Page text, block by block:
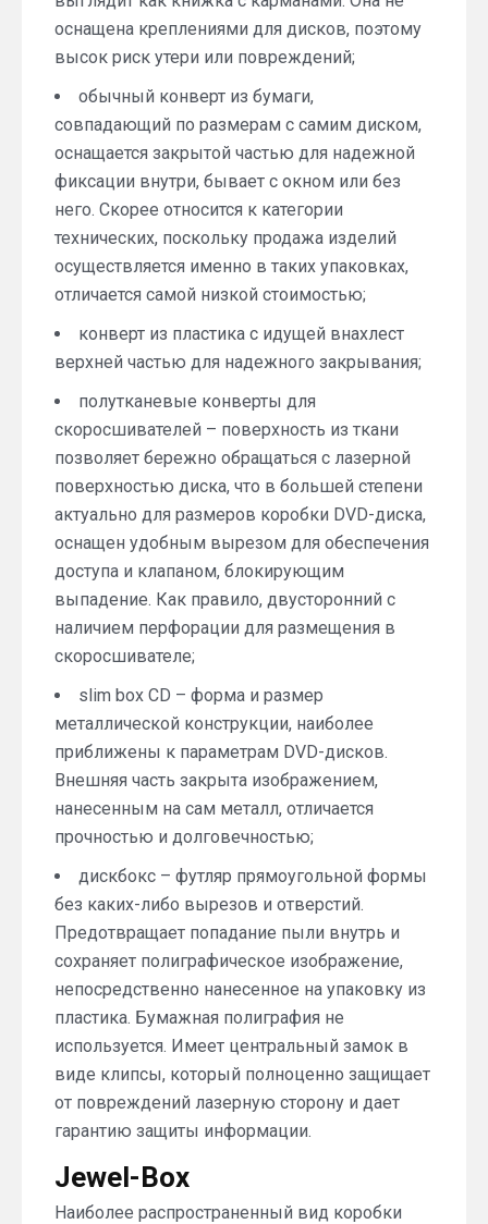
оснащена креплениями для дисков, поэтому
высок риск утери или повреждений;
обычный конверт из бумаги,
совпадающий по размерам с самим диском,
оснащается закрытой частью для надежной
фиксации внутри, бывает с окном или без
него. Скорее относится к категории
технических, поскольку продажа изделий
осуществляется именно в таких упаковках,
отличается самой низкой стоимостью;
конверт из пластика с идущей внахлест
верхней частью для надежного закрывания;
полутканевые конверты для
скоросшивателей – поверхность из ткани
позволяет бережно обращаться с лазерной
поверхностью диска, что в большей степени
актуально для размеров коробки DVD-диска,
оснащен удобным вырезом для обеспечения
доступа и клапаном, блокирующим
выпадение. Как правило, двусторонний с
наличием перфорации для размещения в
скоросшивателе;
slim box CD – форма и размер
металлической конструкции, наиболее
приближены к параметрам DVD-дисков.
Внешняя часть закрыта изображением,
нанесенным на сам металл, отличается
прочностью и долговечностью;
дискбокс – футляр прямоугольной формы
без каких-либо вырезов и отверстий.
Предотвращает попадание пыли внутрь и
сохраняет полиграфическое изображение,
непосредственно нанесенное на упаковку из
пластика. Бумажная полиграфия не
используется. Имеет центральный замок в
виде клипсы, который полноценно защищает
от повреждений лазерную сторону и дает
гарантию защиты информации.
Jewel-Box
Наиболее распространенный вид коробки